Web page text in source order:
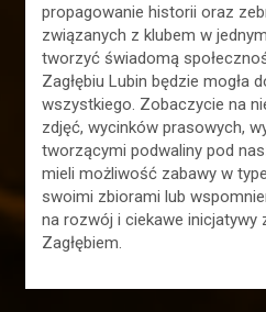
propagowanie historii oraz
związanych z klubem w
tworzyć świadomą
Zagłębiu Lubin będzie mogła
wszystkiego. Zobaczycie na
zdjęć, wycinków prasowych,
tworzącymi podwaliny pod
mieli możliwość zabawy w
swoimi zbiorami lub
na rozwój i ciekawe inicjatywy
Zagłębiem.